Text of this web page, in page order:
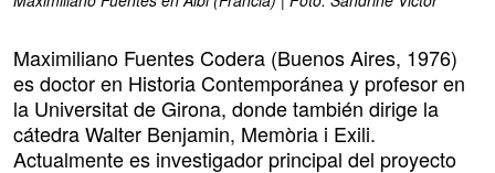
Maximiliano Fuentes Codera (Buenos Aires, 1976)
es doctor en Historia Contemporánea y profesor en
la Universitat de Girona, donde también dirige la
cátedra Walter Benjamin, Memòria i Exili.
Actualmente es investigador principal del proyecto